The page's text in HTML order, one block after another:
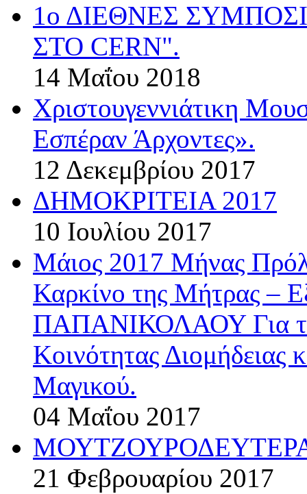
1ο ΔΙΕΘΝΕΣ
ΣΤΟ CERN".
14 Μαΐου 2018
Χριστουγεννιάτικη
Εσπέραν Άρχοντες».
12 Δεκεμβρίου 2017
ΔΗΜΟΚΡΙΤΕΙΑ 2017
10 Ιουλίου 2017
Μάιος 2017 Μήνας
Καρκίνο της Μήτρας –
ΠΑΠΑΝΙΚΟΛΑΟΥ Για
Κοινότητας Διομήδειας
Μαγικού.
04 Μαΐου 2017
21 Φεβρουαρίου 2017